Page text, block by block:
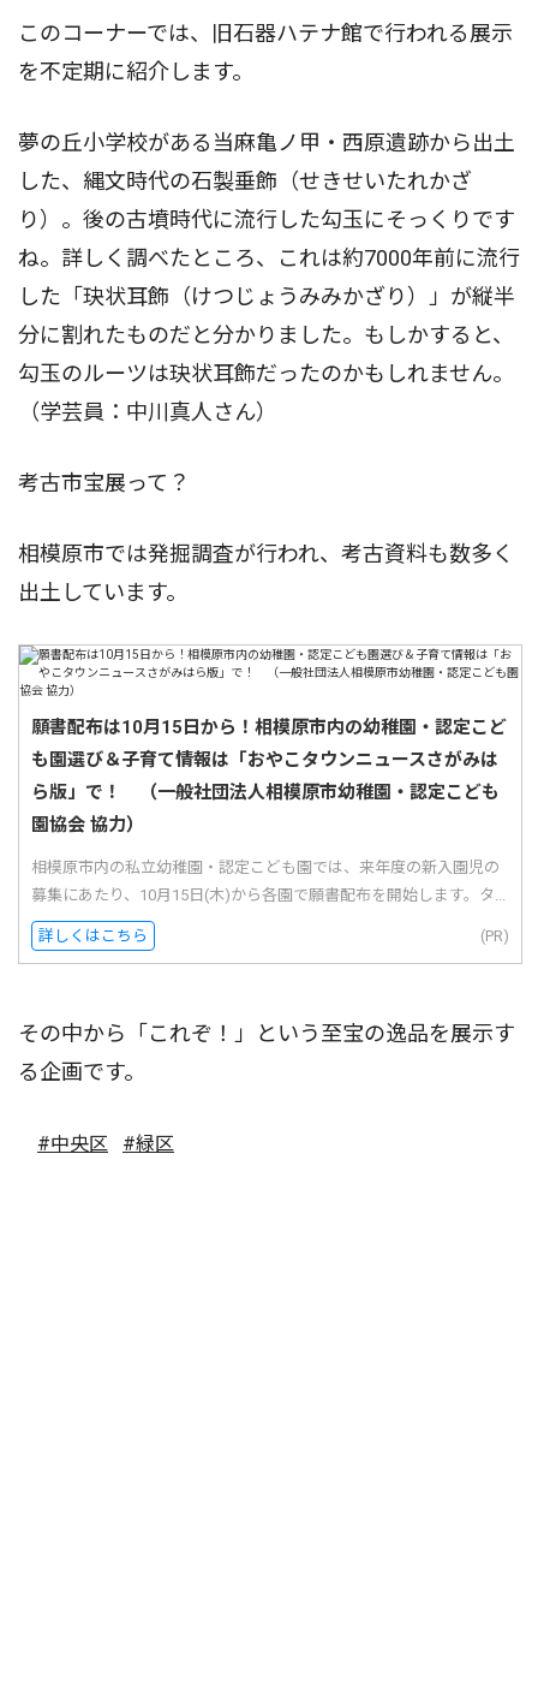
このコーナーでは、旧石器ハテナ館で行われる展示
を不定期に紹介します。
夢の丘小学校がある当麻亀ノ甲・西原遺跡から出土
した、縄文時代の石製垂飾（せきせいたれかざ
り）。後の古墳時代に流行した勾玉にそっくりです
ね。詳しく調べたところ、これは約7000年前に流行
した「玦状耳飾（けつじょうみみかざり）」が縦半
分に割れたものだと分かりました。もしかすると、
勾玉のルーツは玦状耳飾だったのかもしれません。
（学芸員：中川真人さん）
考古市宝展って？
相模原市では発掘調査が行われ、考古資料も数多く
出土しています。
願書配布は10月15日から！相模原市内の幼稚園・認定こど
も園選び＆子育て情報は「おやこタウンニュースさがみは
ら版」で！ （一般社団法人相模原市幼稚園・認定こども
園協会 協力）
相模原市内の私立幼稚園・認定こども園では、来年度の新入園児の
募集にあたり、10月15日(木)から各園で願書配布を開始します。タ...
詳しくはこちら (PR)
その中から「これぞ！」という至宝の逸品を展示す
る企画です。
#中央区 #緑区